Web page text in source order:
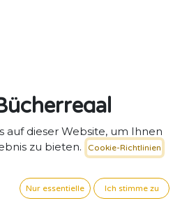
Holz,
Feinschliff
aus Holz – Selbstständiges
auf dieser Website, um Ihnen
zu bieten.
Cookie-Richtlinien
Nur essentielle Ich stimme zu